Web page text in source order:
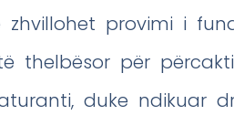
provimi i
thelbësor për
duke ndikuar